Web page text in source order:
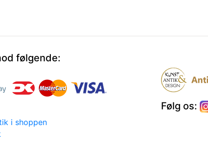
følgende:
i shoppen
Følg os: